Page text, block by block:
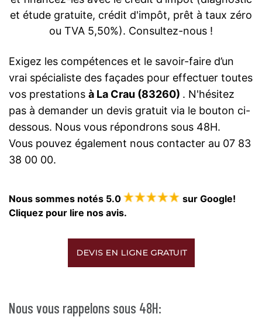
et étude gratuite, crédit d'impôt, prêt à taux zéro
ou TVA 5,50%). Consultez-nous !
Exigez les compétences et le savoir-faire d’un
vrai spécialiste des façades pour effectuer toutes
vos prestations à La Crau (83260) . N'hésitez
pas à demander un devis gratuit via le bouton ci-
dessous. Nous vous répondrons sous 48H.
Vous pouvez également nous contacter au 07 83
38 00 00.
Nous sommes notés 5.0
sur Google!
Cliquez pour lire nos avis.
DEVIS EN LIGNE GRATUIT
Nous vous rappelons sous 48H: